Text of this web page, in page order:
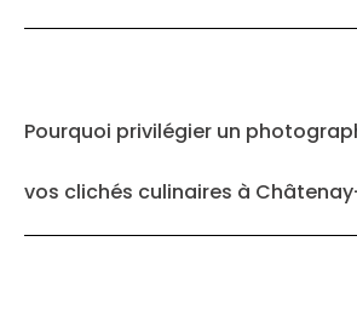
Pourquoi privilégier un
vos clichés culinaires à